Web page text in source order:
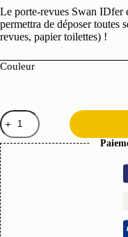
Le porte-revues Swan IDfer
permettra de déposer toutes
revues, papier toilettes) !
Couleur
quantité
de
Portes-
revues
Swan